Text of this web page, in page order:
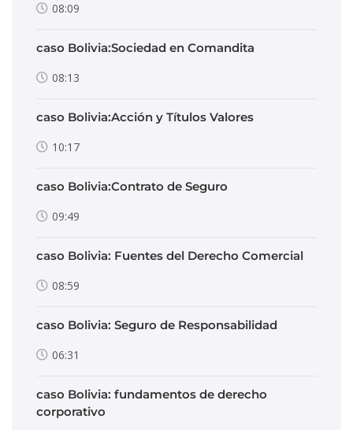
08:09
caso Bolivia:Sociedad en Comandita
08:13
caso Bolivia:Acción y Títulos Valores
10:17
caso Bolivia:Contrato de Seguro
09:49
caso Bolivia: Fuentes del Derecho Comercial
08:59
caso Bolivia: Seguro de Responsabilidad
06:31
caso Bolivia: fundamentos de derecho
corporativo